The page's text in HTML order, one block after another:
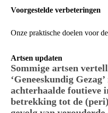
Voorgestelde verbeteringen
Onze praktische doelen voor
Artsen updaten
Sommige artsen
‘Geneeskundig
achterhaalde foutieve
betrekking tot de